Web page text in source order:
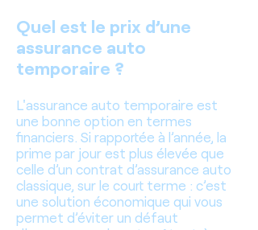
Quel est le prix d’une
assurance auto
temporaire ?
L'assurance auto temporaire est
une bonne option en termes
financiers. Si rapportée à l’année, la
prime par jour est plus élevée que
celle d’un contrat d’assurance auto
classique, sur le court terme : c’est
une solution économique qui vous
permet d’éviter un défaut